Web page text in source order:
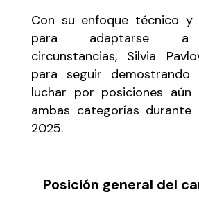
Con su enfoque técnico y
para adaptarse a
circunstancias, Silvia
para seguir
luchar por posiciones aún
ambas categorías durante
2025.
Posición general del